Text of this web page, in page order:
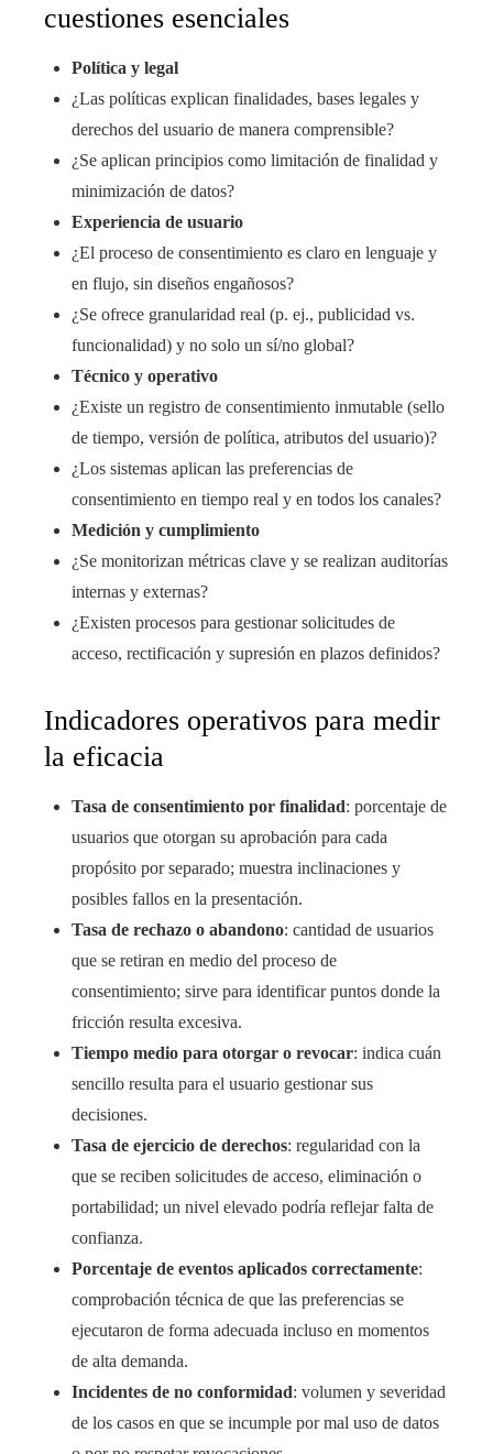
cuestiones esenciales
Política y legal
¿Las políticas explican finalidades, bases legales y
derechos del usuario de manera comprensible?
¿Se aplican principios como limitación de finalidad y
minimización de datos?
Experiencia de usuario
¿El proceso de consentimiento es claro en lenguaje y
en flujo, sin diseños engañosos?
¿Se ofrece granularidad real (p. ej., publicidad vs.
funcionalidad) y no solo un sí/no global?
Técnico y operativo
¿Existe un registro de consentimiento inmutable (sello
de tiempo, versión de política, atributos del usuario)?
¿Los sistemas aplican las preferencias de
consentimiento en tiempo real y en todos los canales?
Medición y cumplimiento
¿Se monitorizan métricas clave y se realizan auditorías
internas y externas?
¿Existen procesos para gestionar solicitudes de
acceso, rectificación y supresión en plazos definidos?
Indicadores operativos para medir
la eficacia
Tasa de consentimiento por finalidad: porcentaje de
usuarios que otorgan su aprobación para cada
propósito por separado; muestra inclinaciones y
posibles fallos en la presentación.
Tasa de rechazo o abandono: cantidad de usuarios
que se retiran en medio del proceso de
consentimiento; sirve para identificar puntos donde la
fricción resulta excesiva.
Tiempo medio para otorgar o revocar: indica cuán
sencillo resulta para el usuario gestionar sus
decisiones.
Tasa de ejercicio de derechos: regularidad con la
que se reciben solicitudes de acceso, eliminación o
portabilidad; un nivel elevado podría reflejar falta de
confianza.
Porcentaje de eventos aplicados correctamente:
comprobación técnica de que las preferencias se
ejecutaron de forma adecuada incluso en momentos
de alta demanda.
Incidentes de no conformidad: volumen y severidad
de los casos en que se incumple por mal uso de datos